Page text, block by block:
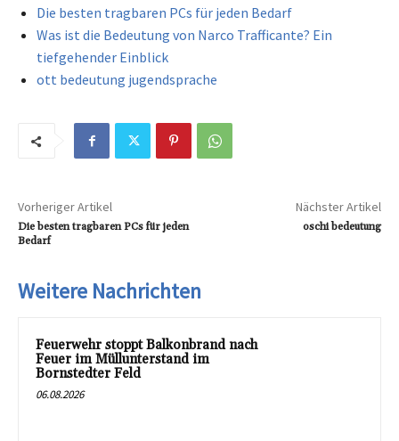
Die besten tragbaren PCs für jeden Bedarf
Was ist die Bedeutung von Narco Trafficante? Ein
tiefgehender Einblick
ott bedeutung jugendsprache
Vorheriger Artikel
Die besten tragbaren PCs für jeden
Bedarf
Nächster Artikel
oschi bedeutung
Weitere Nachrichten
Feuerwehr stoppt Balkonbrand nach
Feuer im Müllunterstand im
Bornstedter Feld
06.08.2026